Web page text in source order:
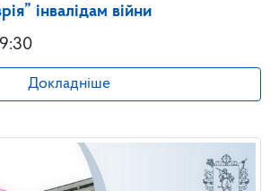
інвалідам війни
Докладніше